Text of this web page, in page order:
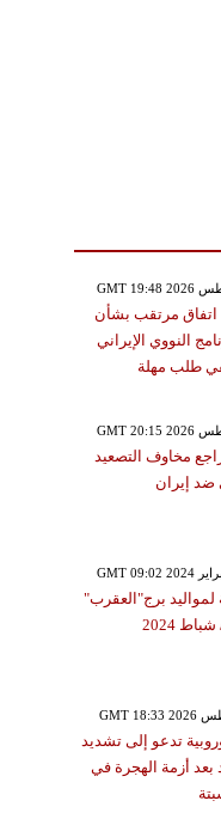
مرتقب بشأن
النووي الإيراني
طلب مهلة
مخاوف التصعيد
ضد إيران
لمواليد برج"العقرب"
2024
تدعو إلى تشديد
بعد أزمة الهجرة في